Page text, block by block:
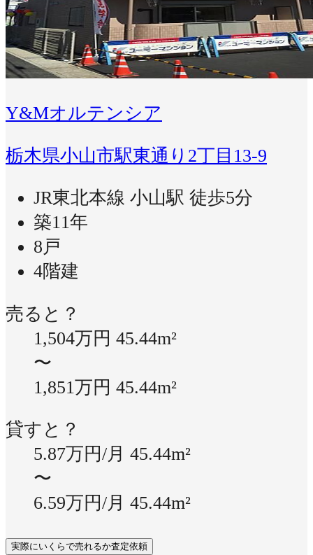
Y&Mオルテンシア
栃木県小山市駅東通り2丁目13-9
JR東北本線 小山駅 徒歩5分
築11年
8戸
4階建
売ると？
1,504万円 45.44m²
〜
1,851万円 45.44m²
貸すと？
5.87万円/月 45.44m²
〜
6.59万円/月 45.44m²
実際にいくらで売れるか査定依頼